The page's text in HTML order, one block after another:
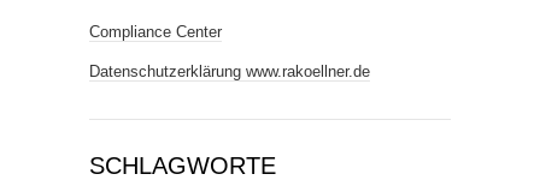
Compliance Center
Datenschutzerklärung www.rakoellner.de
SCHLAGWORTE